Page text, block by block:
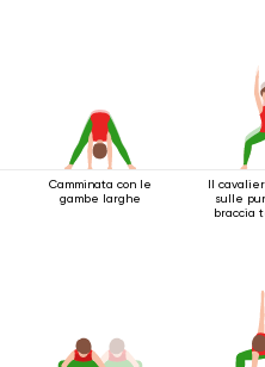
Camminata con le
gambe larghe
Il
sulle
braccia